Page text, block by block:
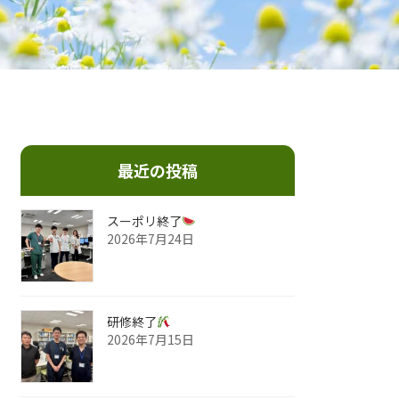
最近の投稿
スーポリ終了
2026年7月24日
研修終了
2026年7月15日